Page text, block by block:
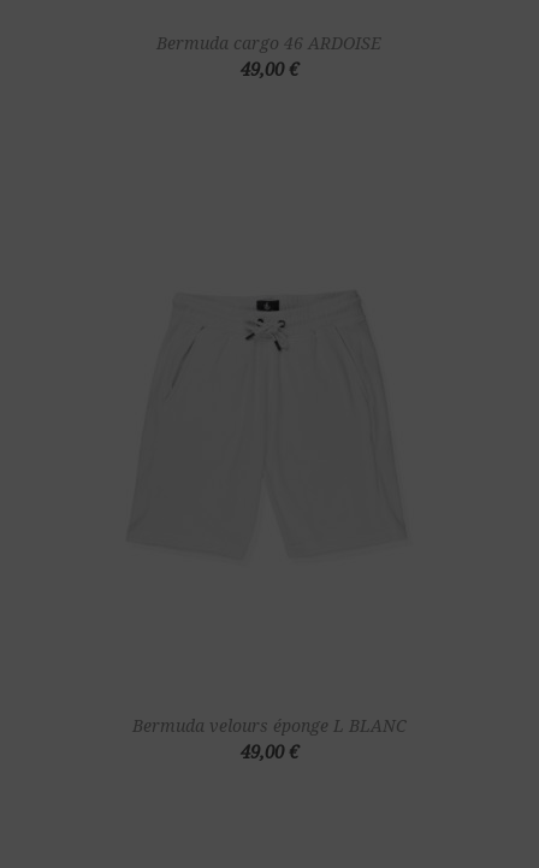
Bermuda cargo 46 ARDOISE
49,00 €
Bermuda velours éponge L BLANC
49,00 €